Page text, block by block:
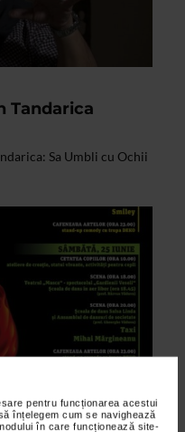
pentru funcționarea acestui
înțelegem cum se navighează
în care funcționează site-
Tandarica
Sa Umbli cu Ochii